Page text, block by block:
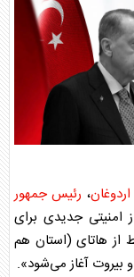
، رئیس جمهور
امنیتی جدیدی برای
از هاتای (استان هم
بیروت آغاز می‌شود».